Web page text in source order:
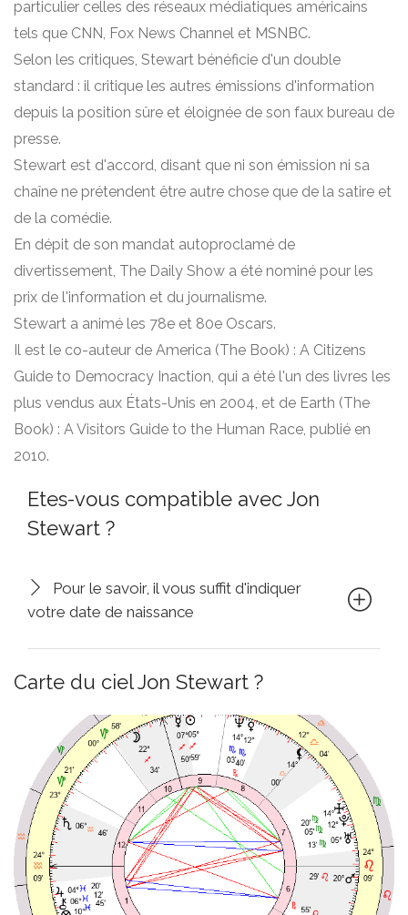
particulier celles des réseaux médiatiques américains
tels que CNN, Fox News Channel et MSNBC.
Selon les critiques, Stewart bénéficie d'un double
standard : il critique les autres émissions d'information
depuis la position sûre et éloignée de son faux bureau de
presse.
Stewart est d'accord, disant que ni son émission ni sa
chaîne ne prétendent être autre chose que de la satire et
de la comédie.
En dépit de son mandat autoproclamé de
divertissement, The Daily Show a été nominé pour les
prix de l'information et du journalisme.
Stewart a animé les 78e et 80e Oscars.
Il est le co-auteur de America (The Book) : A Citizens
Guide to Democracy Inaction, qui a été l'un des livres les
plus vendus aux États-Unis en 2004, et de Earth (The
Book) : A Visitors Guide to the Human Race, publié en
2010.
Etes-vous compatible avec Jon
Stewart ?
Pour le savoir, il vous suffit d'indiquer
votre date de naissance
Carte du ciel Jon Stewart ?